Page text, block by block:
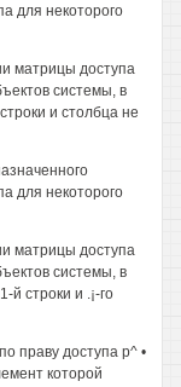
для некоторого
матрицы доступа
системы, в
и столбца не
для некоторого
матрицы доступа
системы, в
й строки и .¡-го
праву доступа р^ •
которой